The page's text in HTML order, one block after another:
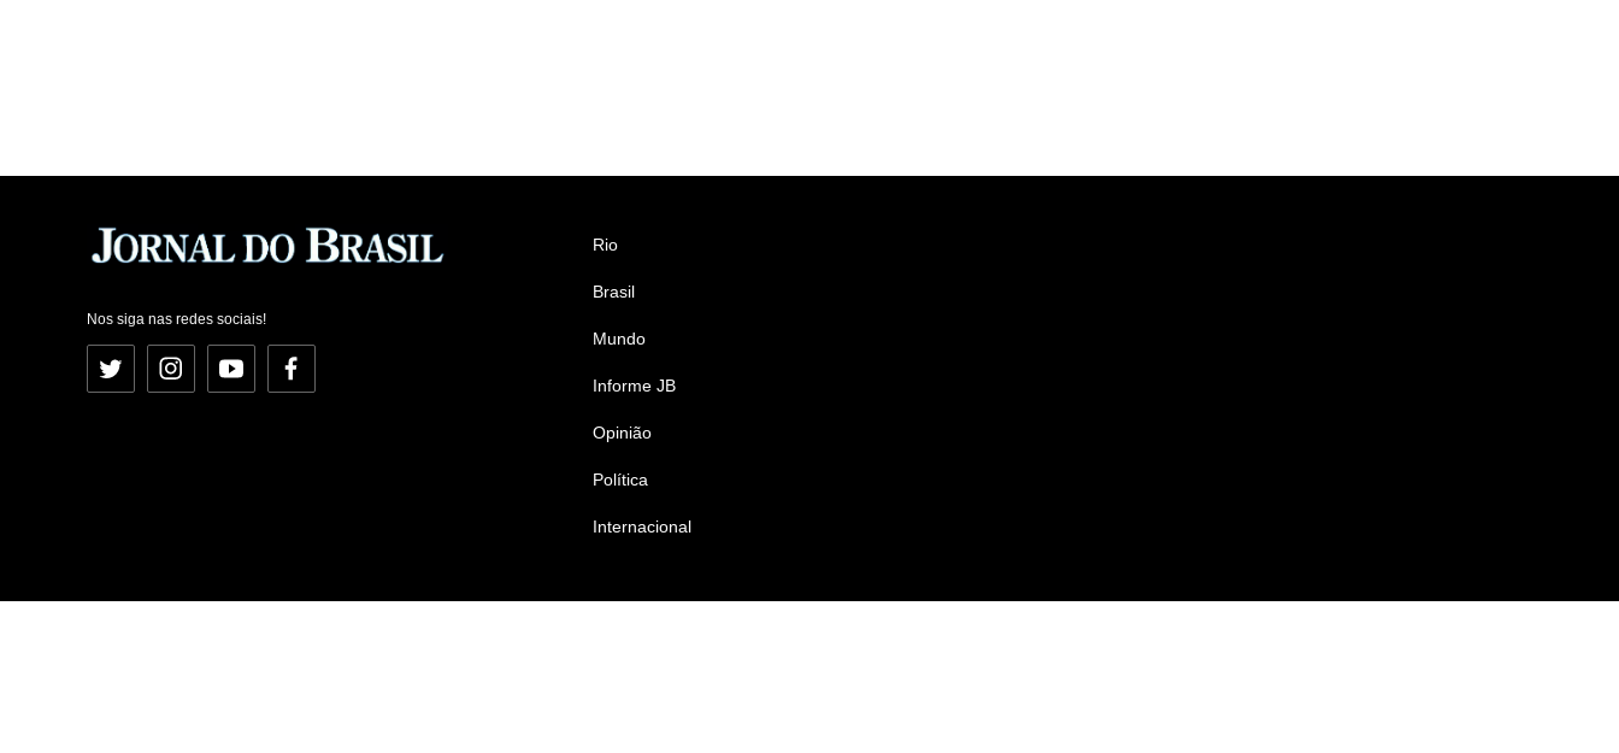
Nos siga nas redes sociais!
Twitter InstagramYouTubeFacebook
Rio
Brasil
Mundo
Informe JB
Opinião
Política
Internacional